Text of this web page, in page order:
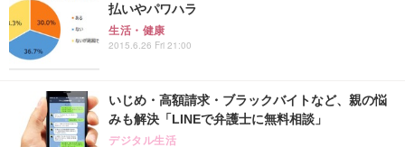
払いやパワハラ
生活・健康
2015.6.26 Fri 21:00
いじめ・高額請求・ブラックバイトなど、親の悩
みも解決「LINEで弁護士に無料相談」
デジタル生活